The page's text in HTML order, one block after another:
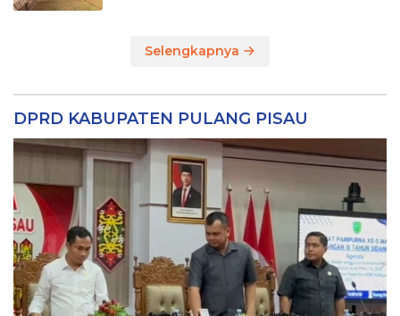
Selengkapnya
DPRD KABUPATEN PULANG PISAU